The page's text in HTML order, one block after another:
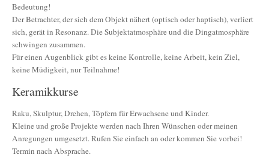
Bedeutung!
Der Betrachter, der sich dem Objekt nähert (optisch oder haptisch), verliert
sich, gerät in Resonanz. Die Subjektatmosphäre und die Dingatmosphäre
schwingen zusammen.
Für einen Augenblick gibt es keine Kontrolle, keine Arbeit, kein Ziel,
keine Müdigkeit, nur Teilnahme!
Keramikkurse
Raku, Skulptur, Drehen, Töpfern für Erwachsene und Kinder.
Kleine und große Projekte werden nach Ihren Wünschen oder meinen
Anregungen umgesetzt. Rufen Sie einfach an oder kommen Sie vorbei!
Termin nach Absprache.